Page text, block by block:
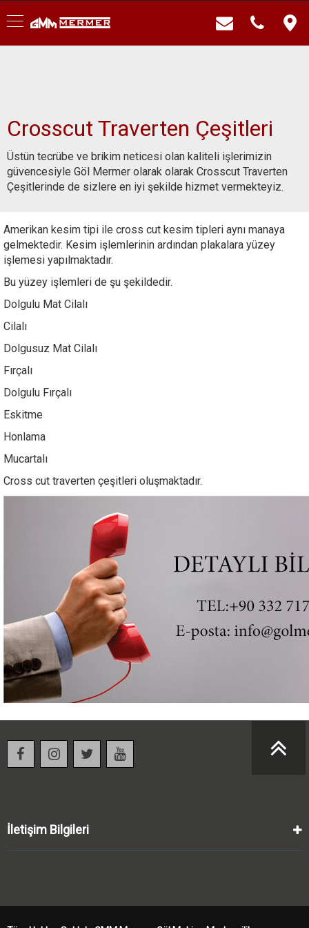
Crosscut Traverten Çeşitleri
Üstün tecrübe ve brikim neticesi olan kaliteli işlerimizin
güvencesiyle Göl Mermer olarak olarak Crosscut Traverten
Çeşitlerinde de sizlere en iyi şekilde hizmet vermekteyiz.
Amerikan kesim tipi ile cross cut kesim tipleri aynı manaya
gelmektedir. Kesim işlemlerinin ardından plakalara yüzey
işlemesi yapılmaktadır.
Bu yüzey işlemleri de şu şekildedir.
Dolgulu Mat Cilalı
Cilalı
Dolgusuz Mat Cilalı
Fırçalı
Dolgulu Fırçalı
Eskitme
Honlama
Mucartalı
Cross cut traverten çeşitleri oluşmaktadır.
İletişim Bilgileri